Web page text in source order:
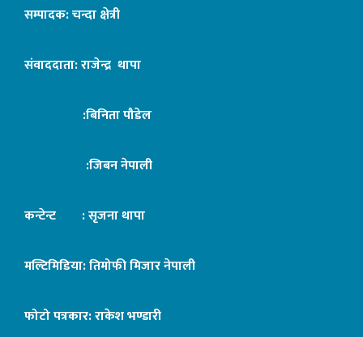
सम्पादक: चन्दा क्षेत्री
संवाददाता: राजेन्द्र थापा
:बिनिता पौडेल
:जिबन नेपाली
कन्टेन्ट : सृजना थापा
मल्टिमिडिया: तिमोफी मिजार नेपाली
फोटो पत्रकार: राकेश भण्डारी